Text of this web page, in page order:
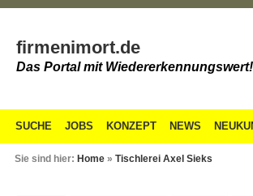
firmenimort.de
Das Portal mit Wiedererkennungswert!
SUCHE JOBS KONZEPT NEWS
Sie sind hier: Home » Tischlerei Axel Sieks